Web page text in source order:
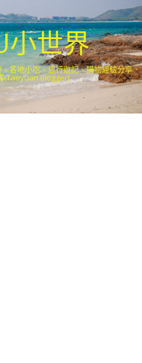
小世界
各地小吃、旅行遊記、購物經驗分享．
(Taoyuan Blogger)